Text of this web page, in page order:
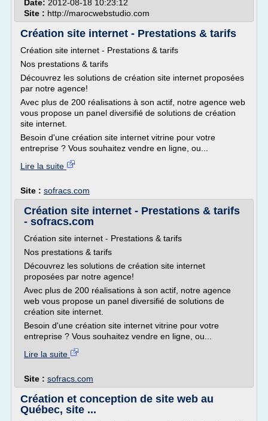
Date: 2012-08-18 10:23:12
Site : http://marocwebstudio.com
Création site internet - Prestations & tarifs
Création site internet - Prestations & tarifs
Nos prestations & tarifs
Découvrez les solutions de création site internet proposées
par notre agence!
Avec plus de 200 réalisations à son actif, notre agence web
vous propose un panel diversifié de solutions de création
site internet.
Besoin d'une création site internet vitrine pour votre
entreprise ? Vous souhaitez vendre en ligne, ou...
Lire la suite
Site : sofracs.com
Création site internet - Prestations & tarifs
- sofracs.com
Création site internet - Prestations & tarifs
Nos prestations & tarifs
Découvrez les solutions de création site internet
proposées par notre agence!
Avec plus de 200 réalisations à son actif, notre agence
web vous propose un panel diversifié de solutions de
création site internet.
Besoin d'une création site internet vitrine pour votre
entreprise ? Vous souhaitez vendre en ligne, ou...
Lire la suite
Site : sofracs.com
Création et conception de site web au
Québec, site ...